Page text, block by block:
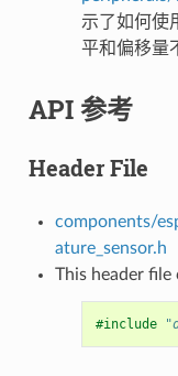
示了如何使
平和偏移量
API 参考
Header File
components/
ature_sensor.h
This header
#include